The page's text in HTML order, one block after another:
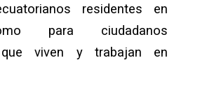
residentes en
para ciudadanos
que viven y trabajan en